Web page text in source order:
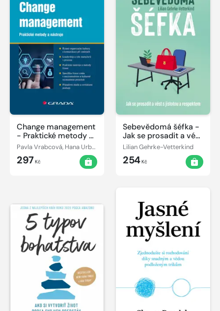
Change management
- Praktické metody a
nástroje
Pavla Vrabcová, Hana Urbancová
297Kč
Sebevědomá šéfka -
Jak se prosadit a vést
s jistotou a
respektem
Lilian Gehrke-Vetterkind
254Kč